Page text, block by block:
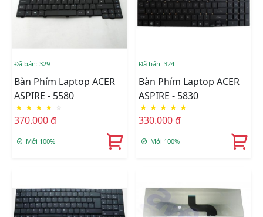
Đã bán: 329
Bàn Phím Laptop ACER
ASPIRE - 5580
★ ★ ★ ★ ☆
370.000 đ
Mới 100%
Đã bán: 324
Bàn Phím Laptop ACER
ASPIRE - 5830
★ ★ ★ ★ ★
330.000 đ
Mới 100%